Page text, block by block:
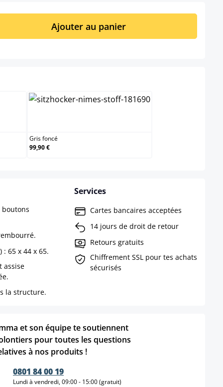
: Entrez la quantité souhaitée ou
Ajouter au panier
Gris foncé
99,90 €
boutons
: 65 x 44 x 65.
assise
la structure.
Services
Cartes bancaires acceptées
14 jours de droit de retour
Retours gratuits
Chiffrement SSL pour tes achats
sécurisés
et son équipe te soutiennent
pour toutes les questions
à nos produits !
0801 84 00 19
Lundi à vendredi, 09:00 - 15:00 (gratuit)